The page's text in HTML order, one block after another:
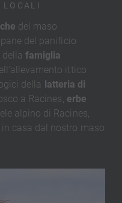
LOCALI
del maso
del panificio
dellafamiglia
ittico
della latteria di
a Racines, erbe
alpino di Racines,
casa dal nostro maso